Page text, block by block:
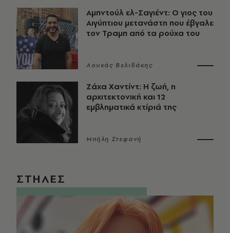
Αμπντούλ ελ-Σαγιέντ: Ο γιος του
Αιγύπτιου μετανάστη που έβγαλε
τον Τραμπ από τα ρούχα του
Λουκάς Βελιδάκης
Ζάχα Χαντίντ: Η ζωή, η
αρχιτεκτονική και 12
εμβληματικά κτίριά της
Μπήλη Στεφανή
ΣΤΗΛΕΣ